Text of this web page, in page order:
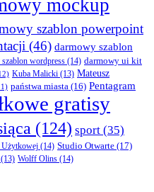
mockup
szablon powerpoint
(46) darmowy szablon
wordpress (14) darmowy ui kit
Kuba Malicki (13) Mateusz
państwa miasta (16) Pentagram
gratisy
(124) sport (35)
Użytkowej (14) Studio Otwarte (17)
(13) Wolff Olins (14)